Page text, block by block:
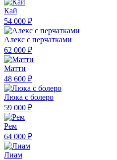
Кай
54 000 ₽
Алекс с перчатками
62 000 ₽
Матти
48 600 ₽
Люка с болеро
59 000 ₽
Рем
64 000 ₽
Лиам